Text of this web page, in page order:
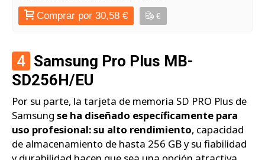
Comprar por 30,58 € €
4 Samsung Pro Plus MB-
SD256H/EU
Por su parte, la tarjeta de memoria SD PRO Plus de
Samsung se ha diseñado específicamente para
uso profesional: su alto rendimiento, capacidad
de almacenamiento de hasta 256 GB y su fiabilidad